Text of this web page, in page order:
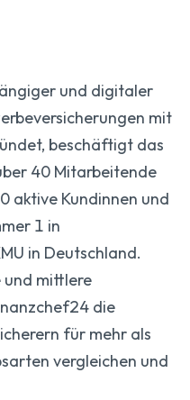
und digitaler
mit
beschäftigt das
40 Mitarbeitende
aktive Kundinnen und
1 in
in Deutschland.
und mittlere
die
für mehr als
vergleichen und